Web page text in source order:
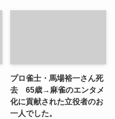
プロ雀士・馬場裕一さん死
去 65歳→麻雀のエンタメ
化に貢献された立役者のお
一人でした。